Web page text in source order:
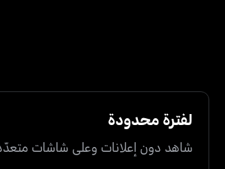
لفترة محدودة
شاهد دون إعلانات وعلى شاشات